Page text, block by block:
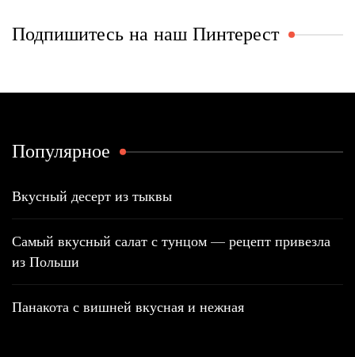
Подпишитесь на наш Пинтерест
Популярное
Вкусный десерт из тыквы
Самый вкусный салат с тунцом — рецепт привезла
из Польши
Панакота с вишней вкусная и нежная